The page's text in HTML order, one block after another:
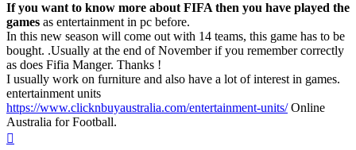
If you want to know more about FIFA then you have played the
games as entertainment in pc before.
In this new season will come out with 14 teams, this game has to be
bought. .Usually at the end of November if you remember correctly
as does Fifia Manger. Thanks !
I usually work on furniture and also have a lot of interest in games.
entertainment units
https://www.clicknbuyaustralia.com/entertainment-units/Online
Australia for Football.